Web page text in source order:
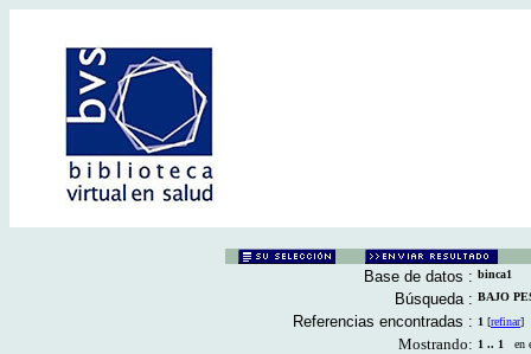
Base de datos : binca1
Búsqueda : BAJO
Referencias encontradas : 1 [refinar]
Mostrando: 1 .. 1 en